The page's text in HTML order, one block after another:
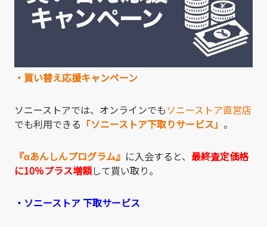
・買い替え応援キャンペーン
ソニーストアでは、オンラインでもソニーストア直営店
でも利用できる 「ソニーストア下取りサービス」 。
『αあんしんプログラム』 に入会すると、 最終査定価格
に10％プラス増額して買い取り。
・ ソニーストア 下取サービス